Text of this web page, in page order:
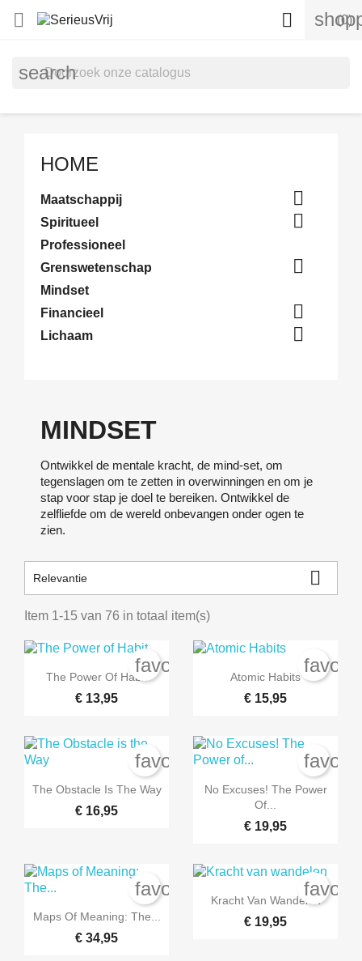
 (0)

search
HOME
Maatschappij 
Spiritueel 
Professioneel
Grenswetenschap

Mindset
Financieel

Lichaam 
MINDSET
Ontwikkel de mentale kracht, de mind-set, om
tegenslagen om te zetten in overwinningen en om je
stap voor stap je doel te bereiken. Ontwikkel de
zelfliefde om de wereld onbevangen onder ogen te
zien.
Relevantie 
Item 1-15 van 76 in totaal item(s)
 Snel bekijken
The Power Of Habit
€ 13,95
favorite_borderSnel bekijken
Atomic Habits
€ 15,95
 Snel bekijken
The Obstacle Is The Way
€ 16,95
favorite_border
 Snel bekijken
No Excuses! The Power
Of...
€ 19,95
 Snel bekijken
Maps Of Meaning: The...
€ 34,95
favorite_border
 Snel bekijken
Kracht Van Wandelen
€ 19,95